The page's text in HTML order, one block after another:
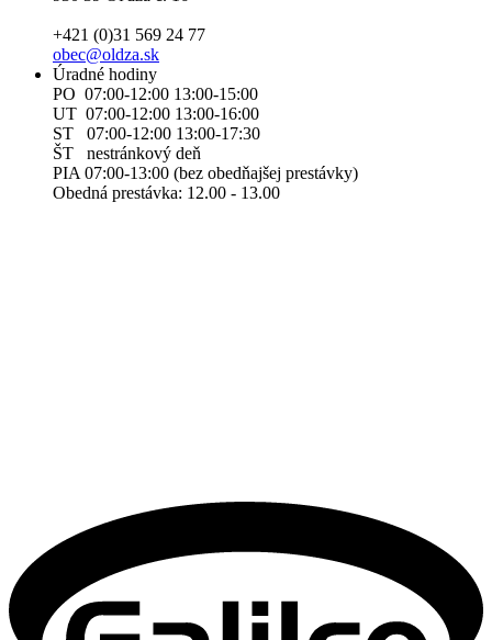
+421 (0)31 569 24 77
obec@oldza.sk
Úradné hodiny
PO 07:00-12:00 13:00-15:00
UT 07:00-12:00 13:00-16:00
ST 07:00-12:00 13:00-17:30
ŠT nestránkový deň
PIA 07:00-13:00 (bez obedňajšej prestávky)
Obedná prestávka: 12.00 - 13.00